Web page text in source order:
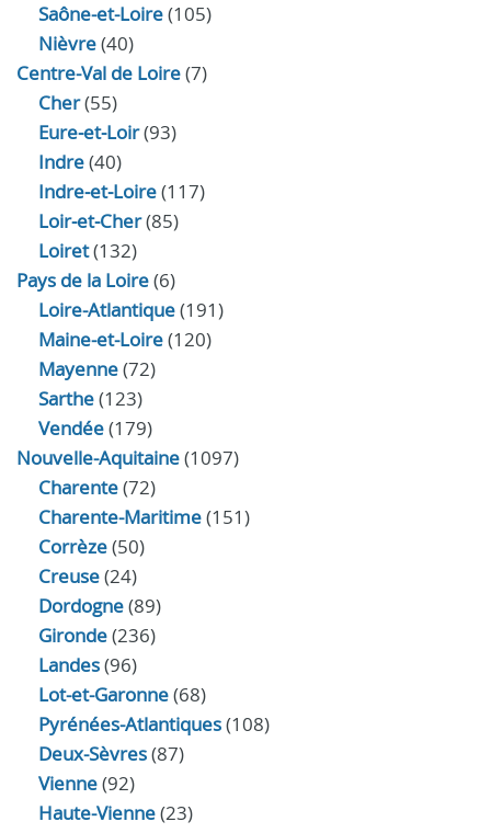
Saône-et-Loire(105)
Nièvre(40)
Centre-Val de Loire(7)
Cher(55)
Eure‑et‑Loir(93)
Indre(40)
Indre‑et‑Loire(117)
Loir‑et‑Cher(85)
Loiret(132)
Pays de la Loire(6)
Loire-Atlantique(191)
Maine-et-Loire(120)
Mayenne(72)
Sarthe(123)
Vendée(179)
Nouvelle-Aquitaine(1097)
Charente(72)
Charente-Maritime(151)
Corrèze(50)
Creuse(24)
Dordogne(89)
Gironde(236)
Landes(96)
Lot-et-Garonne(68)
Pyrénées-Atlantiques(108)
Deux-Sèvres(87)
Vienne(92)
Haute-Vienne(23)